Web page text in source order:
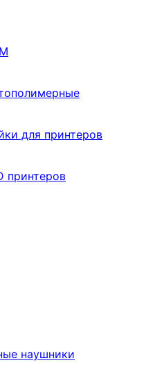
для принтеров
принтеров
наушники